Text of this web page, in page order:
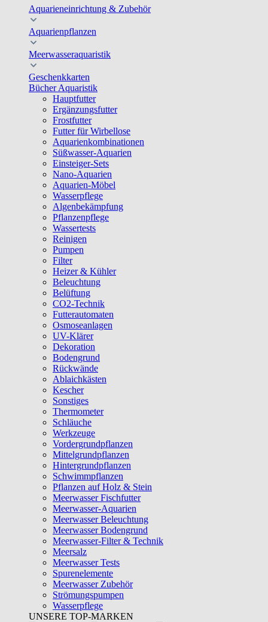
Aquarieneinrichtung & Zubehör
Aquarienpflanzen
Meerwasseraquaristik
Geschenkkarten
Bücher Aquaristik
Hauptfutter
Ergänzungsfutter
Frostfutter
Futter für Wirbellose
Aquarienkombinationen
Süßwasser-Aquarien
Einsteiger-Sets
Nano-Aquarien
Aquarien-Möbel
Wasserpflege
Algenbekämpfung
Pflanzenpflege
Wassertests
Reinigen
Pumpen
Filter
Heizer & Kühler
Beleuchtung
Belüftung
CO2-Technik
Futterautomaten
Osmoseanlagen
UV-Klärer
Dekoration
Bodengrund
Rückwände
Ablaichkästen
Kescher
Sonstiges
Thermometer
Schläuche
Werkzeuge
Vordergrundpflanzen
Mittelgrundpflanzen
Hintergrundpflanzen
Schwimmpflanzen
Pflanzen auf Holz & Stein
Meerwasser Fischfutter
Meerwasser-Aquarien
Meerwasser Beleuchtung
Meerwasser Bodengrund
Meerwasser-Filter & Technik
Meersalz
Meerwasser Tests
Spurenelemente
Meerwasser Zubehör
Strömungspumpen
Wasserpflege
UNSERE TOP-MARKEN